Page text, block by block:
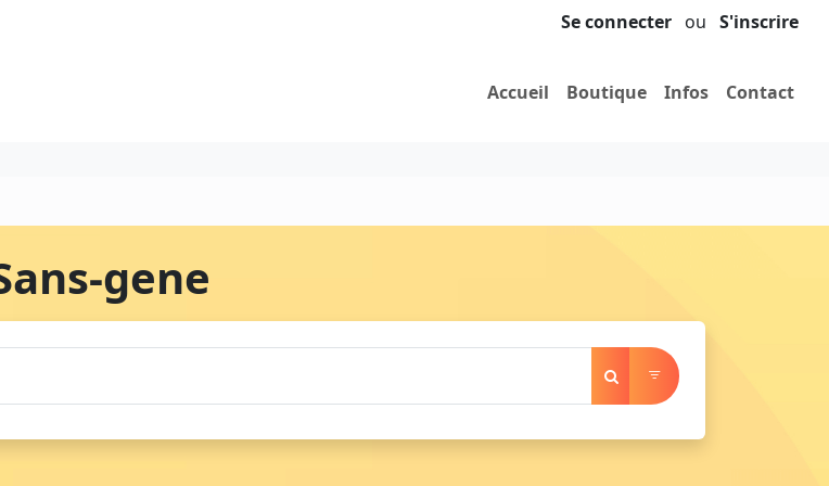
Se connecter ou S'inscrire
Accueil Boutique Infos Contact
gene